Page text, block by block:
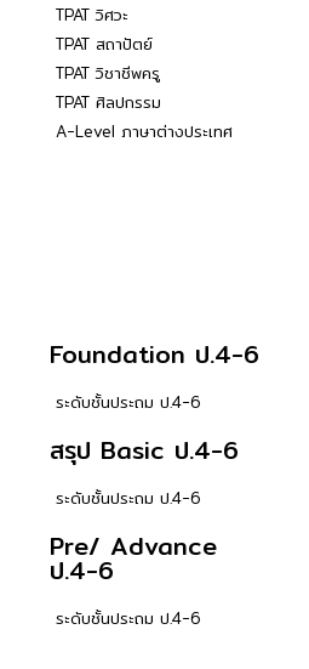
TPAT วิศวะ
TPAT สถาปัตย์
TPAT วิชาชีพครู
TPAT ศิลปกรรม
A-Level ภาษาต่างประเทศ
Foundation ป.4-6
ระดับชั้นประถม ป.4-6
สรุป Basic ป.4-6
ระดับชั้นประถม ป.4-6
Pre/ Advance
ป.4-6
ระดับชั้นประถม ป.4-6